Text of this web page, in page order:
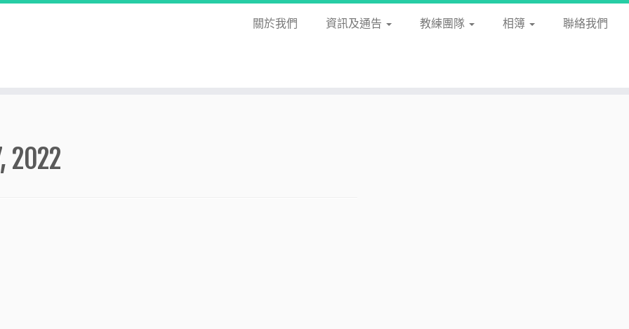
關於我們 資訊及通告 教練團隊 相簿 聯絡我們
2022